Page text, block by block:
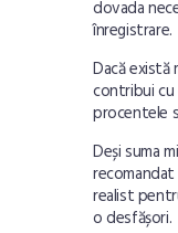
dovada
înregistrare.
Dacă există
contribui cu
procentele
Deși suma
realist
o desfășori.